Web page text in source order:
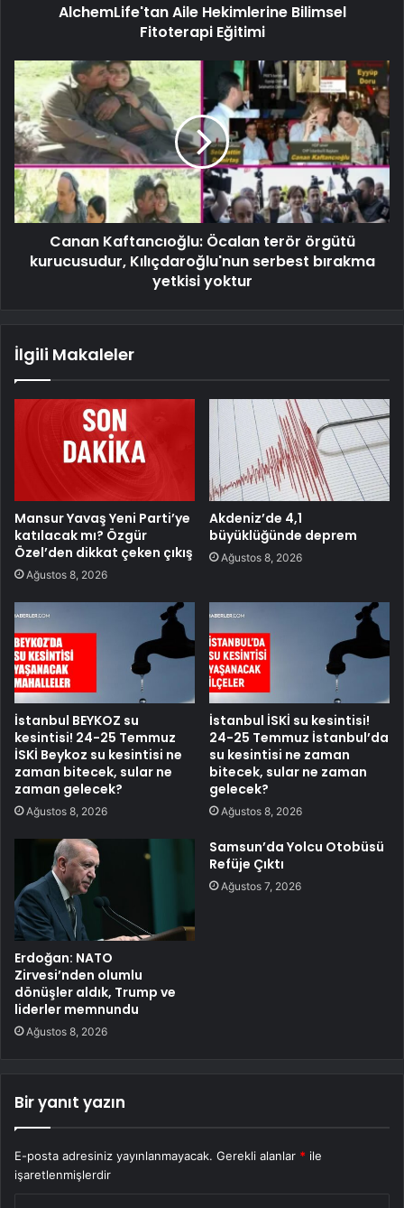
AlchemLife'tan Aile Hekimlerine Bilimsel
Fitoterapi Eğitimi
Canan Kaftancıoğlu: Öcalan terör örgütü
kurucusudur, Kılıçdaroğlu'nun serbest bırakma
yetkisi yoktur
İlgili Makaleler
Mansur Yavaş Yeni Parti’ye
katılacak mı? Özgür
Özel’den dikkat çeken çıkış
Ağustos 8, 2026
Akdeniz’de 4,1
büyüklüğünde deprem
Ağustos 8, 2026
İstanbul BEYKOZ su
kesintisi! 24-25 Temmuz
İSKİ Beykoz su kesintisi ne
zaman bitecek, sular ne
zaman gelecek?
Ağustos 8, 2026
İstanbul İSKİ su kesintisi!
24-25 Temmuz İstanbul’da
su kesintisi ne zaman
bitecek, sular ne zaman
gelecek?
Ağustos 8, 2026
Erdoğan: NATO
Zirvesi’nden olumlu
dönüşler aldık, Trump ve
liderler memnundu
Ağustos 8, 2026
Samsun’da Yolcu Otobüsü
Refüje Çıktı
Ağustos 7, 2026
Bir yanıt yazın
E-posta adresiniz yayınlanmayacak. Gerekli alanlar * ile
işaretlenmişlerdir